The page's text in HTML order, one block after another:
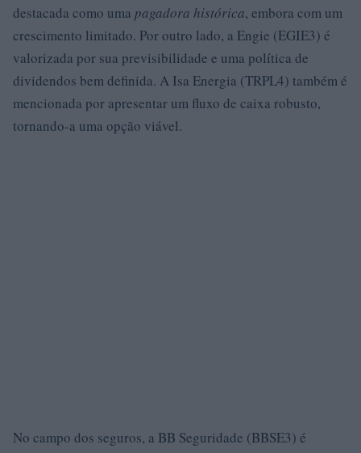
destacada como uma pagadora histórica, embora com um
crescimento limitado. Por outro lado, a Engie (EGIE3) é
valorizada por sua previsibilidade e uma política de
dividendos bem definida. A Isa Energia (TRPL4) também é
mencionada por apresentar um fluxo de caixa robusto,
tornando-a uma opção viável.
No campo dos seguros, a BB Seguridade (BBSE3) é